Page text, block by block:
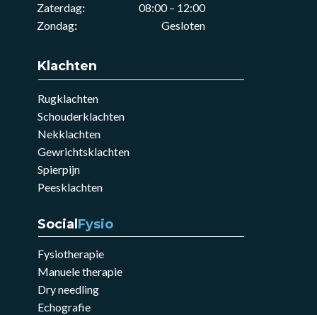
Zaterdag:
08:00 – 12:00
Zondag: Gesloten
Klachten
Rugklachten
Schouderklachten
Nekklachten
Gewrichtsklachten
Spierpijn
Peesklachten
Social Fysio
Fysiotherapie
Manuele therapie
Dry needling
Echografie